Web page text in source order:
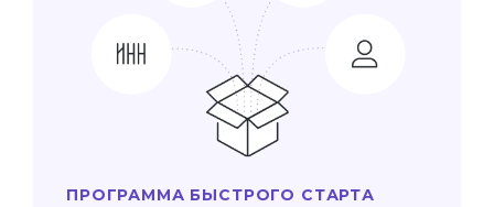
ПРОГРАММА БЫСТРОГО СТАРТА